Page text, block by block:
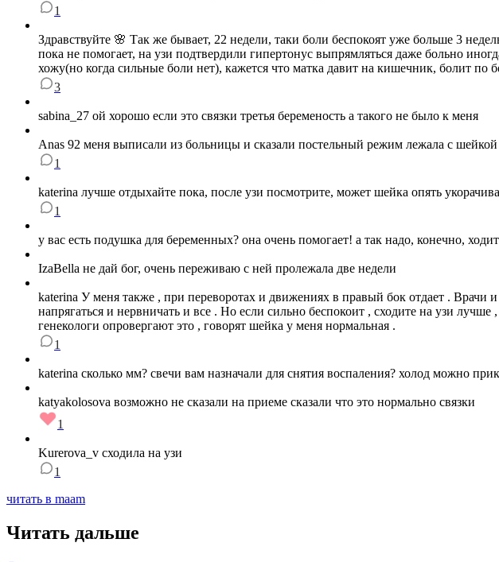
1
Здравствуйте 🌸 Так же бывает, 22 недели, таки боли беспокоят уже больше 3
пока не помогает, на узи подтвердили гипертонус выпрямляться даже больно
хожу(но когда сильные боли нет), кажется что матка давит на кишечник, болит по
3
sabina_27 ой хорошо если это связки третья беременость а такого не было к меня
Anas 92 меня выписали из больницы и сказали постельный режим лежала с
1
katerina лучше отдыхайте пока, после узи посмотрите, может шейка опять
1
у вас есть подушка для беременных? она очень помогает! а так надо, конечно,
IzaBella не дай бог, очень переживаю с ней пролежала две недели
katerina У меня также , при переворотах и движениях в правый бок отдает . Врачи
напрягаться и нервничать и все . Но если сильно беспокоит , сходите на узи
генекологи опровергают это , говорят шейка у меня нормальная .
1
katerina сколько мм? свечи вам назначали для снятия воспаления? холод можно
katyakolosova возможно не сказали на приеме сказали что это нормально связки
1
Kurerova_v сходила на узи
1
читать в maam
Читать дальше